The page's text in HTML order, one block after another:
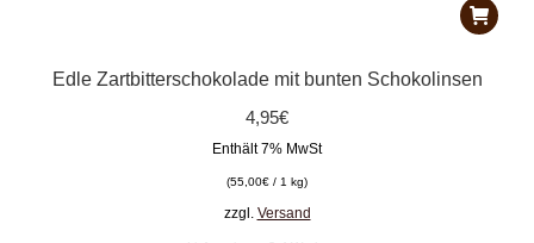
Edle Zartbitterschokolade mit bunten Schokolinsen
4,95€
Enthält 7% MwSt
(55,00€ / 1 kg)
zzgl. Versand